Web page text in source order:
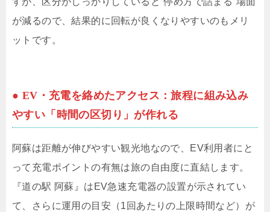
が減るので、結果的に回転が良くなりやすいのもメリ
ットです。
● EV・充電を絡めたアクセス：旅程に組み込み
やすい「時間の区切り」が作れる
阿蘇は距離が伸びやすい観光地なので、EV利用者にと
って充電ポイントの有無は旅の自由度に直結します。
『道の駅 阿蘇』はEV急速充電器の設置が示されてい
て、さらに運用の目安（1回あたりの上限時間など）が